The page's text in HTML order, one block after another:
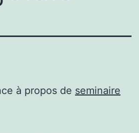
à propos de seminaire